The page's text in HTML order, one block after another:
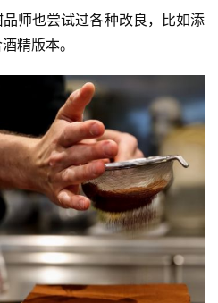
师也尝试过各种改良，比如添
精版本。